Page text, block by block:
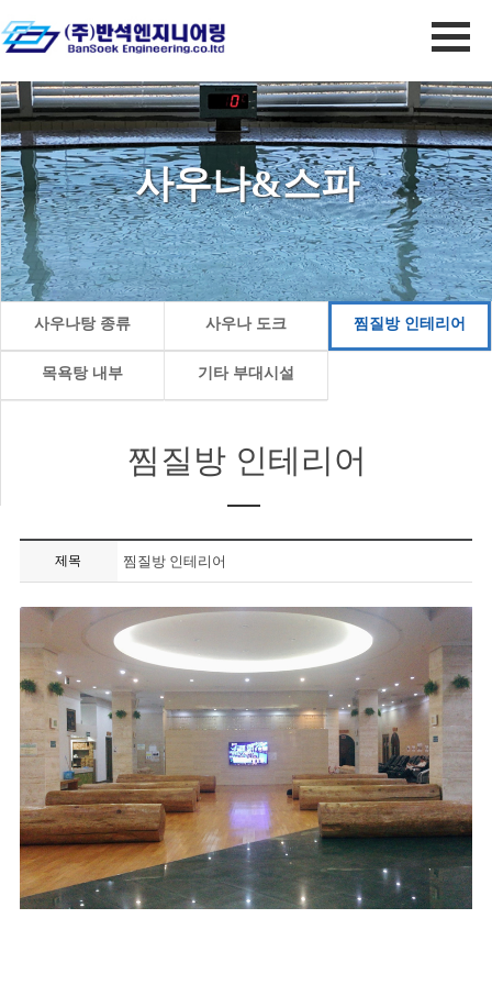
사우나&스파
사우나탕 종류 사우나 도크 찜질방 인테리어
목욕탕 내부 기타 부대시설
찜질방 인테리어
제목 찜질방 인테리어